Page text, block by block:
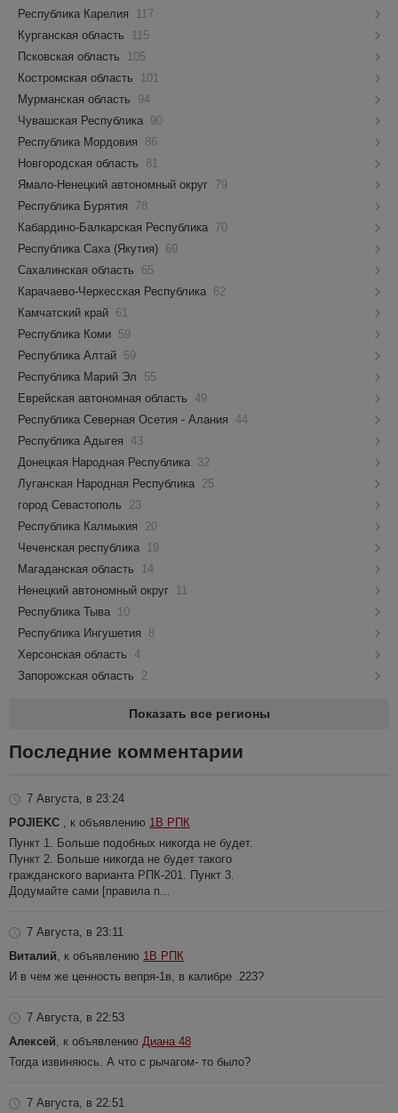
Республика Карелия
117
Курганская область
115
Псковская область
105
Костромская область
101
Мурманская область
94
Чувашская Республика 90
Республика Мордовия
86
Новгородская область
81
Ямало-Ненецкий автономный округ 79
Республика Бурятия
78
Кабардино-Балкарская Республика 70
Республика Саха (Якутия) 69
Сахалинская область
65
Карачаево-Черкесская Республика 62
Камчатский край 61
Республика Коми 59
Республика Алтай 59
Республика Марий Эл
55
Еврейская автономная область 49
Республика Северная Осетия - Алания 44
Республика Адыгея 43
Донецкая Народная Республика 32
Луганская Народная Республика 25
город Севастополь
23
Республика Калмыкия
20
Чеченская республика
19
Магаданская область
14
Ненецкий автономный округ
11
Республика Тыва
10
Республика Ингушетия
8
Херсонская область 4
Запорожская область
2
Показать все регионы
Последние комментарии
7 Августа, в 23:24
POJIEKC , к объявлению 1В РПК
Пункт 1. Больше подобных никогда не будет.
Пункт 2. Больше никогда не будет такого
гражданского варианта РПК-201. Пункт 3.
Додумайте сами [правила п...
7 Августа, в 23:11
Виталий, к объявлению 1В РПК
И в чем же ценность вепря-1в, в калибре .223?
7 Августа, в 22:53
Алексей, к объявлению Диана 48
Тогда извиняюсь. А что с рычагом- то было?
7 Августа, в 22:51